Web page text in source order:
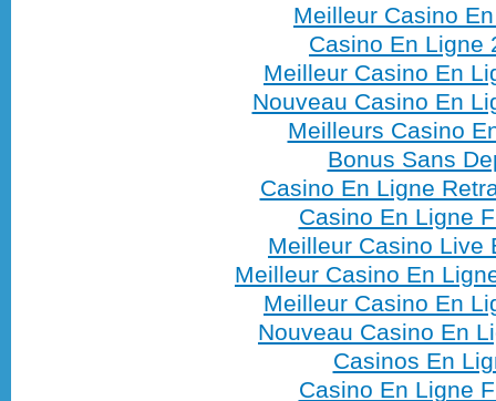
Meilleur Casino
Casino En Ligne
Meilleur Casino En
Nouveau Casino En
Meilleurs Casino
Bonus Sans
Casino En Ligne
Casino En Ligne
Meilleur Casino Live
Meilleur Casino En
Meilleur Casino En
Nouveau Casino En
Casinos En
Casino En Ligne